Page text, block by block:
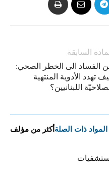
المادة السابقة
الفساد الى الخطر الصحي:
تهدد الأدوية المنتهية
اللبنانيين؟
المواد ذات الصلة أكثر من مؤلف